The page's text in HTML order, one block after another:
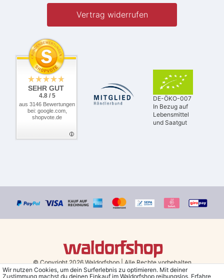
Vertrag widerrufen
SEHR GUT
4.8 / 5
aus 3146 Bewertungen
bei: google.com,
shopvote.de
DE-ÖKO-007
In Bezug auf
Lebensmittel
und Saatgut
© Copyright 2026 Waldorfshop|Alle Rechte vorbehalten.
Wir nutzen Cookies, um dein Surferlebnis zu optimieren. Mit deiner
Zustimmung machst du deinen Einkauf im Waldorfshop reibungslos. Erfahre